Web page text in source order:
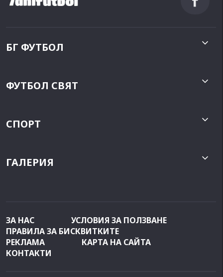
БГ ФУТБОЛ
ФУТБОЛ СВЯТ
СПОРТ
ГАЛЕРИЯ
ЗА НАС
УСЛОВИЯ ЗА ПОЛЗВАНЕ
ПРАВИЛА ЗА БИСКВИТКИТЕ
РЕКЛАМА
КАРТА НА САЙТА
КОНТАКТИ